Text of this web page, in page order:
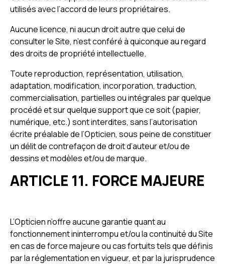
utilisés avec l’accord de leurs propriétaires.
Aucune licence, ni aucun droit autre que celui de
consulter le Site, n’est conféré à quiconque au regard
des droits de propriété intellectuelle.
Toute reproduction, représentation, utilisation,
adaptation, modification, incorporation, traduction,
commercialisation, partielles ou intégrales par quelque
procédé et sur quelque support que ce soit (papier,
numérique, etc.) sont interdites, sans l’autorisation
écrite préalable de l’Opticien, sous peine de constituer
un délit de contrefaçon de droit d’auteur et/ou de
dessins et modèles et/ou de marque.
ARTICLE 11. FORCE MAJEURE
L’Opticien n’offre aucune garantie quant au
fonctionnement ininterrompu et/ou la continuité du Site
en cas de force majeure ou cas fortuits tels que définis
par la réglementation en vigueur, et par la jurisprudence